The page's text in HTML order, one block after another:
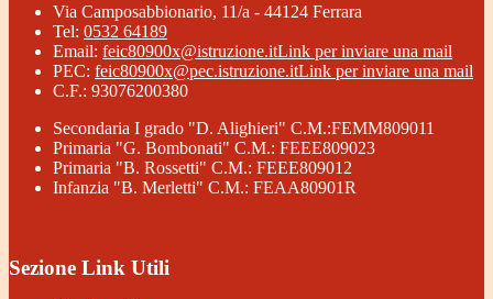
Via Camposabbionario, 11/a - 44124 Ferrara
Tel: 0532 64189
Email: feic80900x@istruzione.itLink per inviare una mail
PEC: feic80900x@pec.istruzione.itLink per inviare una mail
C.F.: 93076200380
Secondaria I grado "D. Alighieri" C.M.:FEMM809011
Primaria "G. Bombonati" C.M.: FEEE809023
Primaria "B. Rossetti" C.M.: FEEE809012
Infanzia "B. Merletti" C.M.: FEAA80901R
Sezione Link Utili